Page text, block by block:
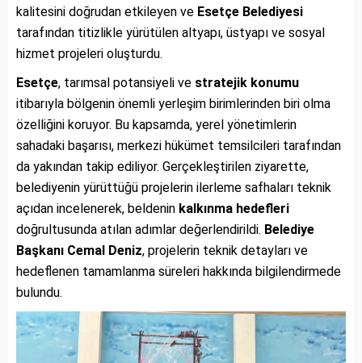
kalitesini doğrudan etkileyen ve Esetçe Belediyesi
tarafından titizlikle yürütülen altyapı, üstyapı ve sosyal
hizmet projeleri oluşturdu.
Esetçe, tarımsal potansiyeli ve stratejik konumu
itibarıyla bölgenin önemli yerleşim birimlerinden biri olma
özelliğini koruyor. Bu kapsamda, yerel yönetimlerin
sahadaki başarısı, merkezi hükümet temsilcileri tarafından
da yakından takip ediliyor. Gerçekleştirilen ziyarette,
belediyenin yürüttüğü projelerin ilerleme safhaları teknik
açıdan incelenerek, beldenin kalkınma hedefleri
doğrultusunda atılan adımlar değerlendirildi. Belediye
Başkanı Cemal Deniz, projelerin teknik detayları ve
hedeflenen tamamlanma süreleri hakkında bilgilendirmede
bulundu.